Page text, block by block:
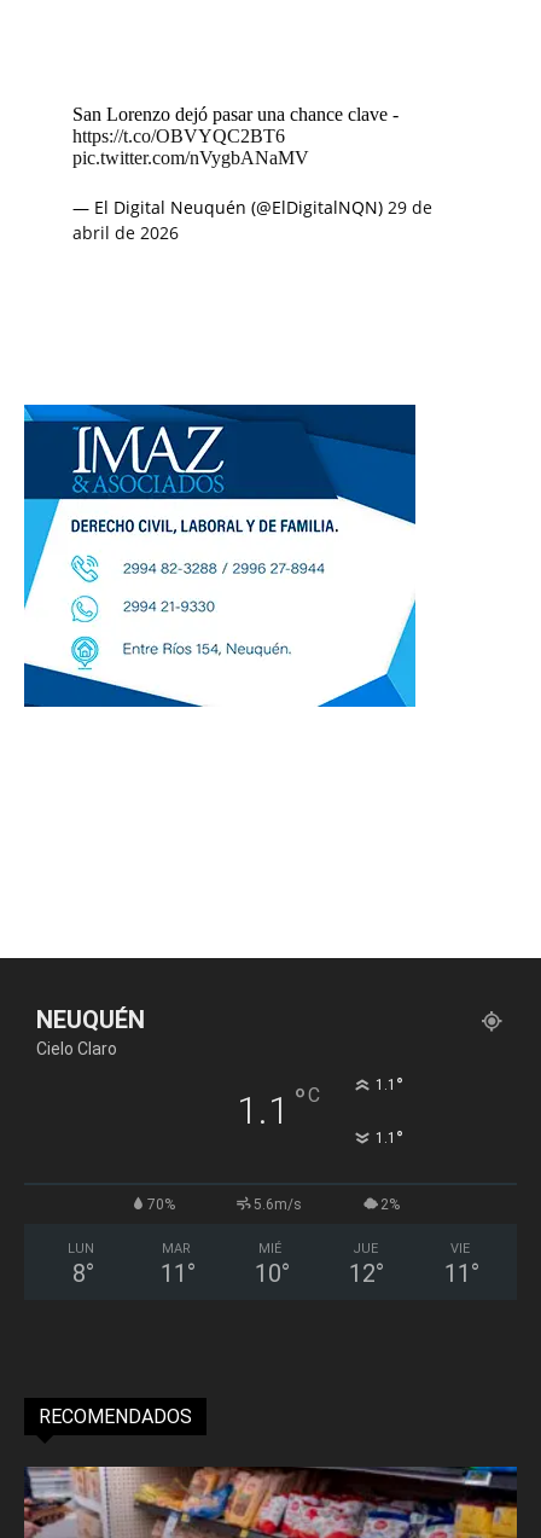
San Lorenzo dejó pasar una chance clave -
https://t.co/OBVYQC2BT6
pic.twitter.com/nVygbANaMV
— El Digital Neuquén (@ElDigitalNQN) 29 de
abril de 2026
NEUQUÉN
Cielo Claro
1.1 °C 1.1 °
1.1 °
70% 5.6m/s 2%
LUN
8°
MAR
11 °
MIÉ
10°
JUE
12°
VIE
11 °
RECOMENDADOS